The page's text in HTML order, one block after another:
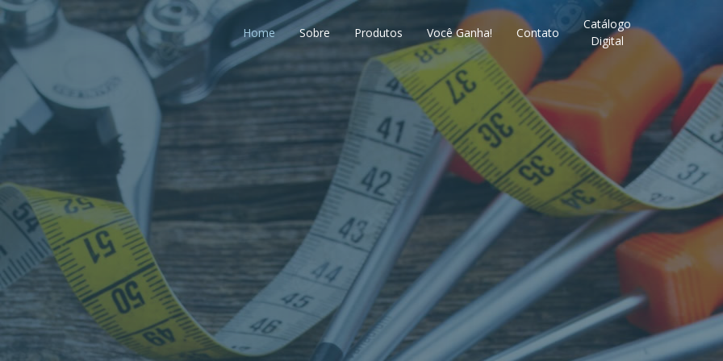
Home Sobre Produtos Você Ganha! Contato
Catálogo
Digital